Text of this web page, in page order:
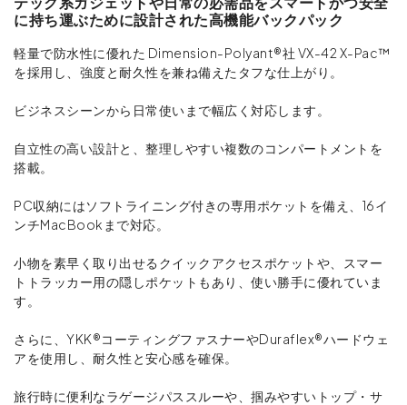
に持ち運ぶために設計された高機能バックパック
軽量で防水性に優れた Dimension-Polyant®社 VX-42 X-Pac™
を採用し、強度と耐久性を兼ね備えたタフな仕上がり。
ビジネスシーンから日常使いまで幅広く対応します。
自立性の高い設計と、整理しやすい複数のコンパートメントを
搭載。
PC収納にはソフトライニング付きの専用ポケットを備え、16イ
ンチMacBookまで対応。
小物を素早く取り出せるクイックアクセスポケットや、スマー
トトラッカー用の隠しポケットもあり、使い勝手に優れていま
す。
さらに、YKK®コーティングファスナーやDuraflex®ハードウェ
アを使用し、耐久性と安心感を確保。
旅行時に便利なラゲージパススルーや、掴みやすいトップ・サ